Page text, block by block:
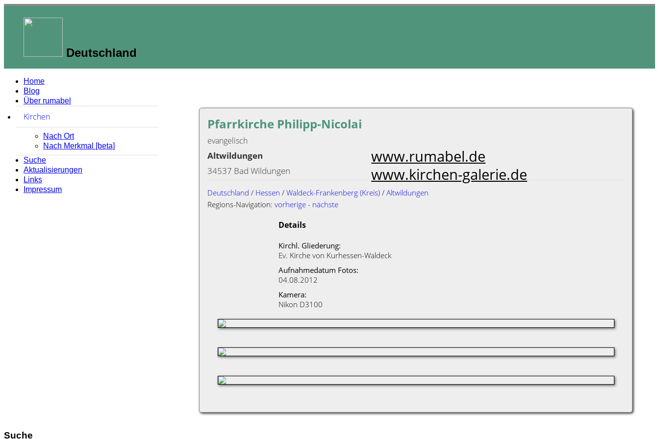
Deutschland
www.rumabel.de
www.kirchen-galerie.de
Pfarrkirche Philipp-Nicolai
evangelisch
Altwildungen
34537 Bad Wildungen
Deutschland / Hessen /Waldeck-Frankenberg (Kreis) /Altwildungen
Regions-Navigation:vorherige - nächste
Details
Kirchl. Gliederung:
Ev. Kirche von Kurhessen-Waldeck
Aufnahmedatum Fotos:
04.08.2012
Kamera:
Nikon D3100
Home
Blog
Über rumabel
Kirchen
Nach Ort
Nach Merkmal [beta]
Suche
Aktualisierungen
Links
Impressum
Suche